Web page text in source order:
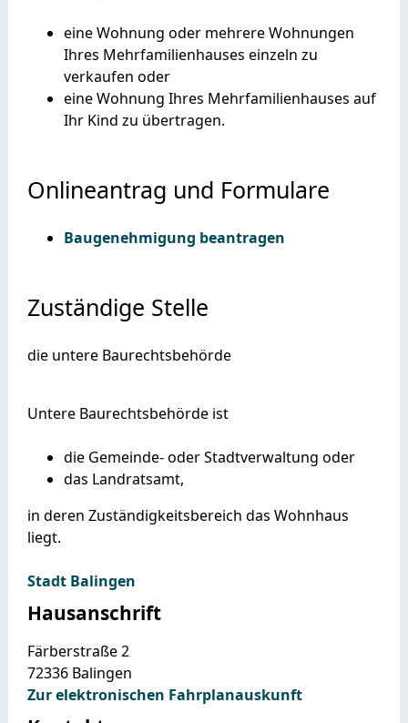
eine Wohnung oder mehrere Wohnungen
Ihres Mehrfamilienhauses einzeln zu
verkaufen oder
eine Wohnung Ihres Mehrfamilienhauses auf
Ihr Kind zu übertragen.
Onlineantrag und Formulare
Baugenehmigung beantragen
Zuständige Stelle
die untere Baurechtsbehörde
Untere Baurechtsbehörde ist
die Gemeinde- oder Stadtverwaltung oder
das Landratsamt,
in deren Zuständigkeitsbereich das Wohnhaus
liegt.
Stadt Balingen
Hausanschrift
Färberstraße 2
72336 Balingen
Zur elektronischen Fahrplanauskunft